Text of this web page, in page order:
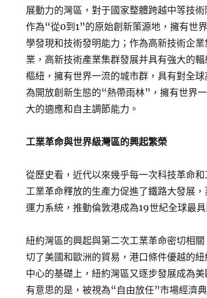
展動力的灣區，對于國家整體跨越中等技
作為“從0到1”的原始創新策源地，擁有世
學發現和技術發明能力；作為高新技術企
業，高新技術產業集群發展并具有強大的
樞紐，擁有世界一流的城市群，具有對全
為開放創新生態的“熱帶雨林”，擁有世界
大的適應和自主調節能力。
工業革命與世界級灣區的興起繁榮
從歷史看，近代以來幾乎每一次科技革命
工業革命釋放的生產力促進了鐵路大發展
運力系統，推動倫敦港成為19世紀全球最
紐約灣區的興起與第二次工業革命密切相
切了美國和歐洲的貿易，港口條件優越的
中心的基礎上，紐約灣區又逐步發展成為
有意思的是，被視為“自由放任”市場經濟